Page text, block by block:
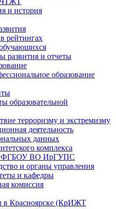
и история
рейтингах
развития и отчеты
образование
образовательной
терроризму и экстремизму
деятельность
данных
комплекса
ФГБОУ ВО ИрГУПС
и органы управления
и кафедры
комиссия
в Красноярске (КрИЖТ